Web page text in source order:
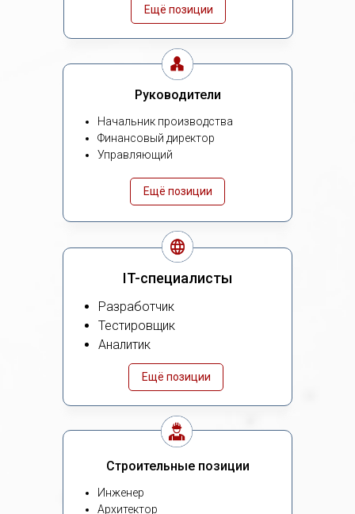
Ещё позиции
Руководители
Начальник производства
Финансовый директор
Управляющий
Ещё позиции
IT-специалисты
Разработчик
Тестировщик
Аналитик
Ещё позиции
Строительные позиции
Инженер
Архитектор